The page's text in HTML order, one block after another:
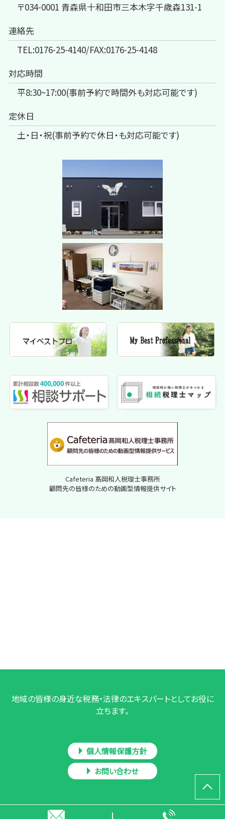
〒034-0001 青森県十和田市三本木字千歳森131-1
連絡先
TEL:0176-25-4140/FAX:0176-25-4148
対応時間
平8:30~17:00(事前予約で時間外も対応可能です)
定休日
土・日・祝(事前予約で休日・も対応可能です)
Cafeteria 髙岡和人税理士事務所
顧問先の皆様のための動画型情報提供サイト
地域の皆様の身近な税務・法律のエキスパートとしてお役に
立ちます。
個人情報保護方針
お問い合わせ